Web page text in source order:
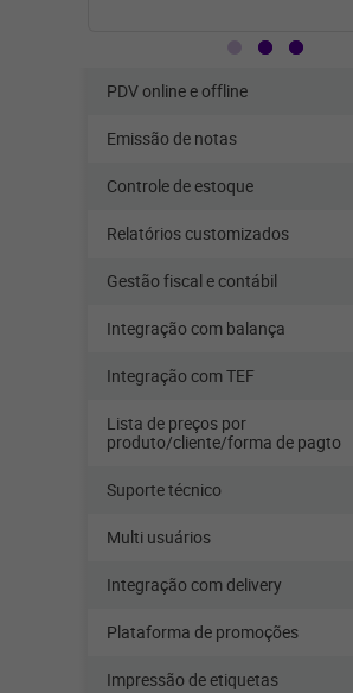
PDV online e offline
Emissão de notas
Controle de estoque
Relatórios customizados
Gestão fiscal e contábil
Integração com balança
Integração com TEF
Lista de preços por
produto/cliente/forma de pagto
Suporte técnico
Multi usuários
Integração com delivery
Plataforma de promoções
Impressão de etiquetas